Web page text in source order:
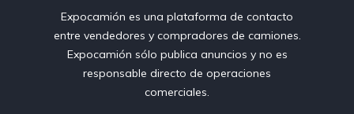
Expocamión es una plataforma de contacto
entre vendedores y compradores de camiones.
Expocamión sólo publica anuncios y no es
responsable directo de operaciones
comerciales.